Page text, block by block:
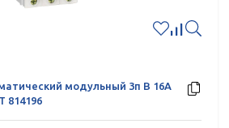
модульный 3п B 16А
814196